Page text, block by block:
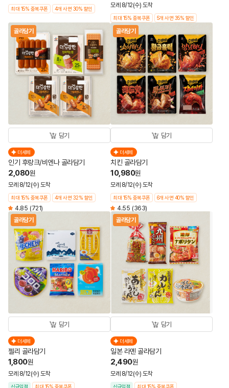
최대 15% 중복쿠폰 4개 사면 30% 할인 모레 8/12(수) 도착
최대 15% 중복쿠폰 5개 사면 35% 할인
골라담기
담기
더세페
인기 후랑크/비엔나 골라담기
2,080원
모레 8/12(수) 도착
최대 15% 중복쿠폰 4개 사면 32% 할인
4.85 (721)
골라담기
담기
더세페
치킨 골라담기
10,980원
모레 8/12(수) 도착
최대 15% 중복쿠폰 6개 사면 40% 할인
4.55 (363)
골라담기
담기
더세페
젤리 골라담기
1,800원
모레 8/12(수) 도착
신규입점 최대 15% 중복쿠폰
골라담기
담기
더세페
일본 라멘 골라담기
2,490원
모레 8/12(수) 도착
신규입점 최대 15% 중복쿠폰